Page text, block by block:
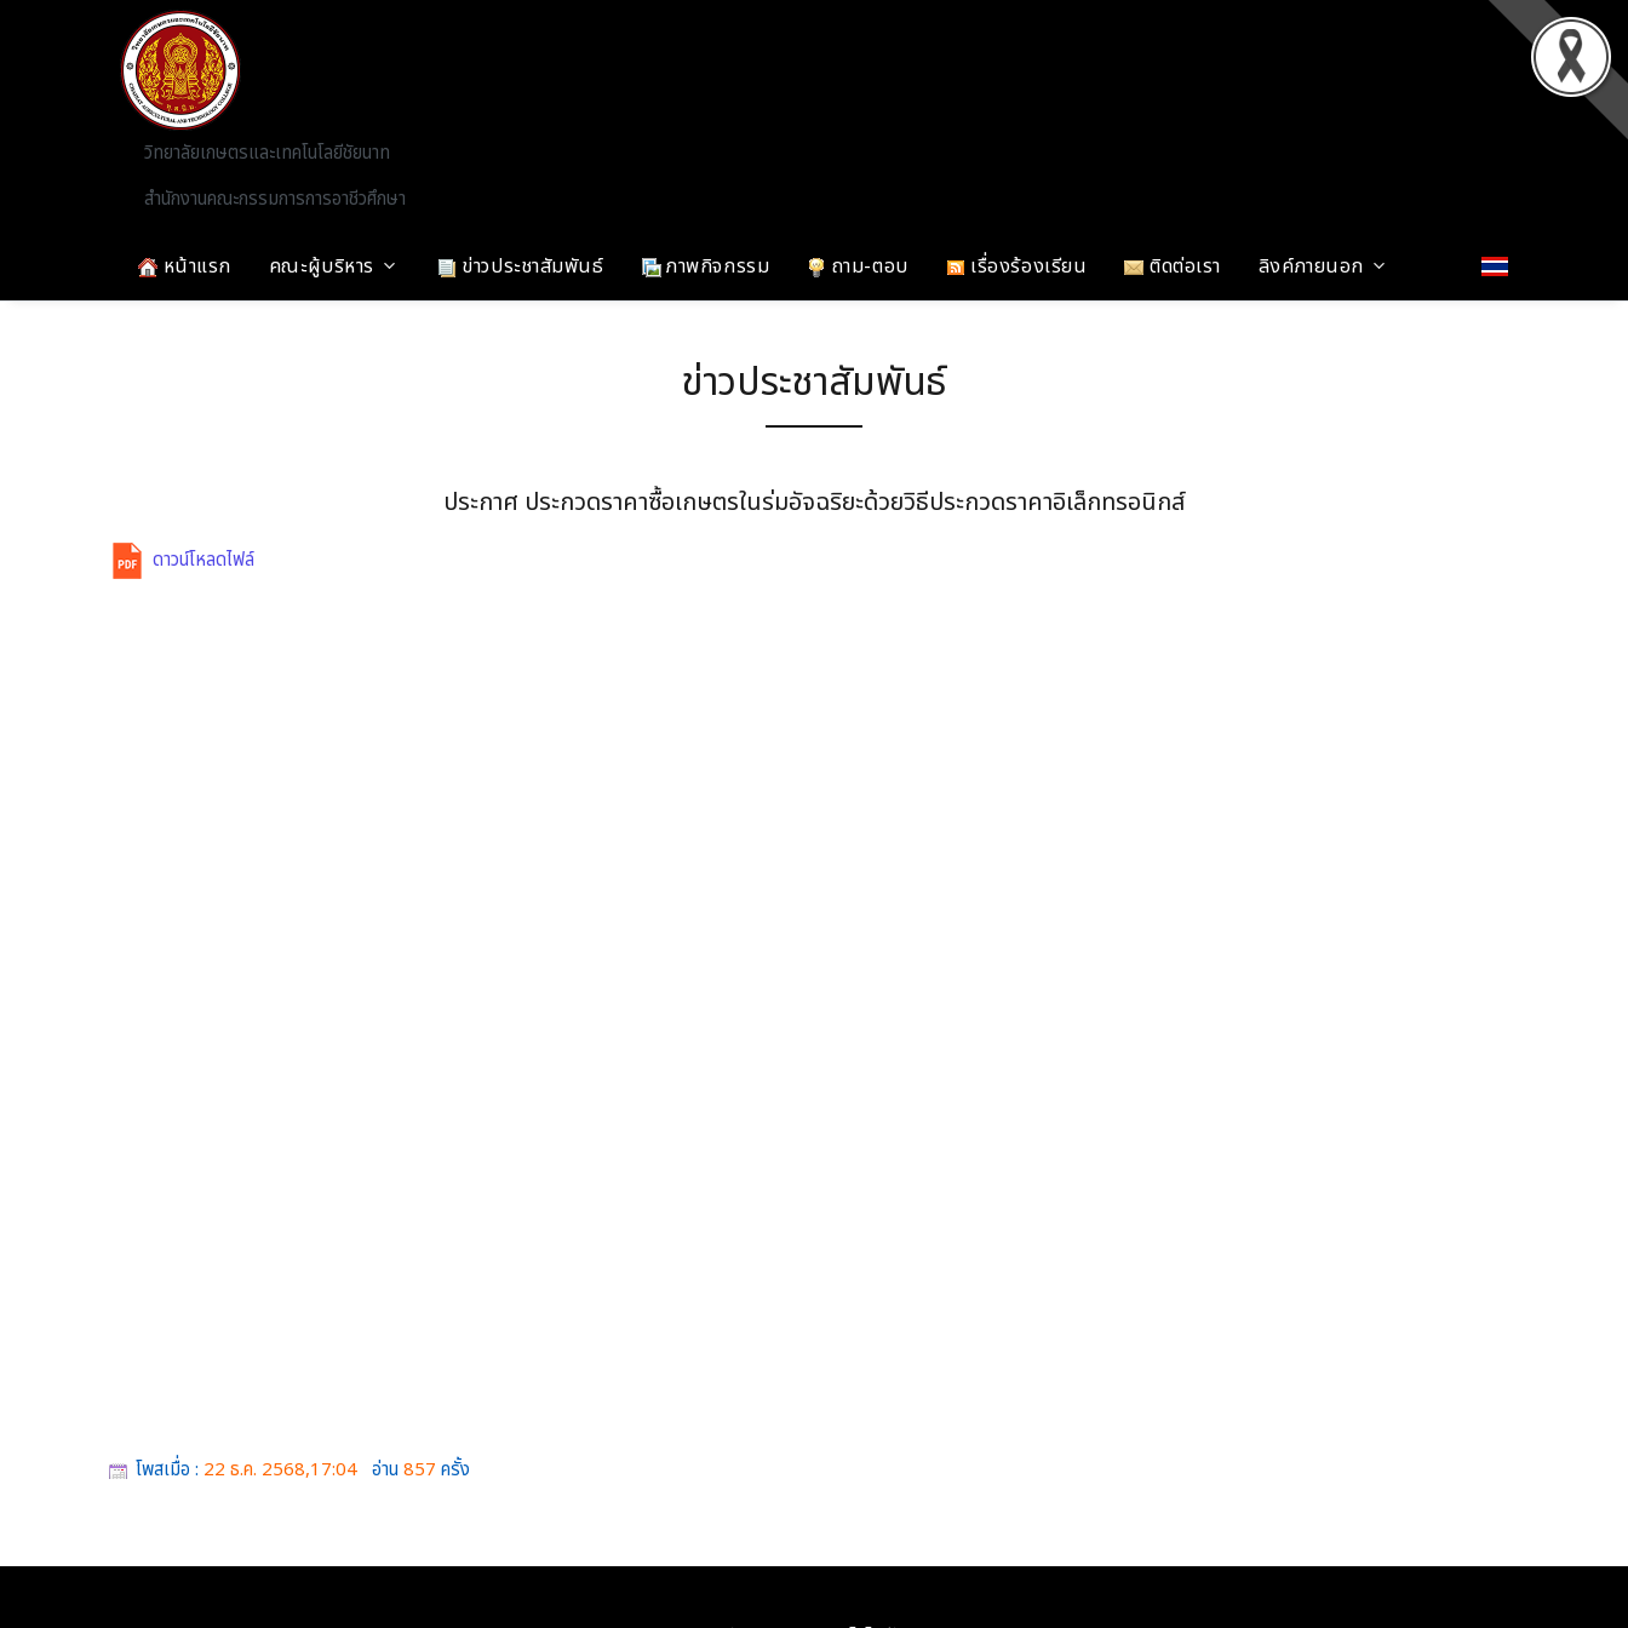
Skip to main content
วิทยาลัยเกษตรและเทคโนโลยีชัยนาท
สำนักงานคณะกรรมการการอาชีวศึกษา
หน้าแรก คณะผู้บริหาร ข่าวประชาสัมพันธ์ ภาพกิจกรรม ถาม-ตอบ เรื่องร้องเรียน ติดต่อเรา ลิงค์ภายนอก
ข่าวประชาสัมพันธ์
ประกาศ ประกวดราคาซื้อเกษตรในร่มอัจฉริยะด้วยวิธีประกวดราคาอิเล็กทรอนิกส์
ดาวน์โหลดไฟล์
โพสเมื่อ : 22 ธ.ค. 2568,17:04 อ่าน 857 ครั้ง